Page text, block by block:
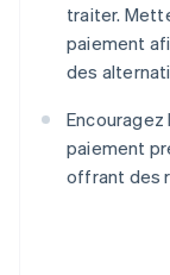
traiter.
paiement
des
paiement
offrant des